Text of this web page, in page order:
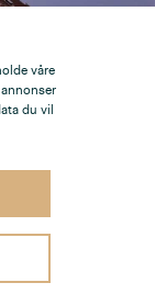
990 000
mot
våre
du vil